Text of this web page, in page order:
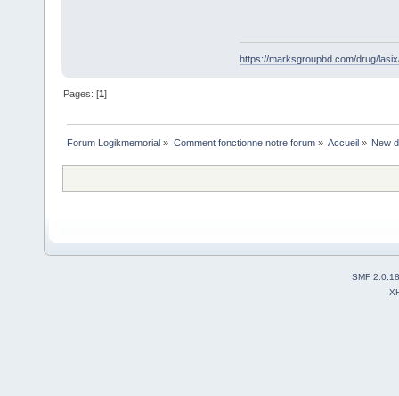
https://marksgroupbd.com/drug/
Pages: [1]
Forum Logikmemorial » Comment fonctionne notre forum» Accueil» New
SMF 2.0.18